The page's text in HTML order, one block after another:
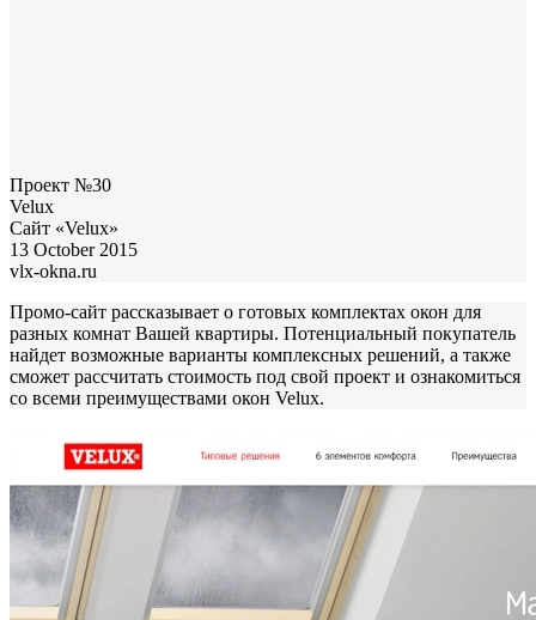
Проект №30
Velux
Сайт «Velux»
13 October 2015
vlx-okna.ru
Промо-сайт рассказывает о готовых комплектах окон для
разных комнат Вашей квартиры. Потенциальный покупатель
найдет возможные варианты комплексных решений, а также
сможет рассчитать стоимость под свой проект и ознакомиться
со всеми преимуществами окон Velux.